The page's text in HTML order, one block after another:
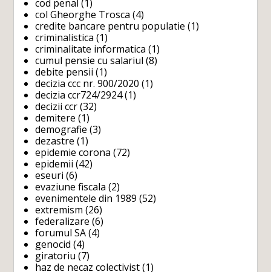
cod penal (1)
col Gheorghe Trosca (4)
credite bancare pentru populatie (1)
criminalistica (1)
criminalitate informatica (1)
cumul pensie cu salariul (8)
debite pensii (1)
decizia ccc nr. 900/2020 (1)
decizia ccr724/2924(1)
decizii ccr (32)
demitere (1)
demografie (3)
dezastre (1)
epidemie corona (72)
epidemii (42)
eseuri (6)
evaziune fiscala (2)
evenimentele din 1989 (52)
extremism (26)
federalizare (6)
forumul SA (4)
genocid (4)
giratoriu (7)
haz de necaz colectivist (1)